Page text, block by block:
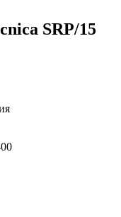
SRP/15